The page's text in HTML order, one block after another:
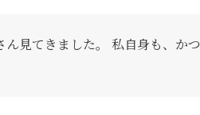
見てきました。 私自身も、かつ